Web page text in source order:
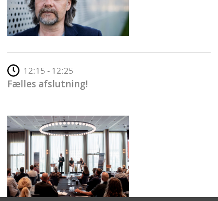
12:15 - 12:25
Fælles afslutning!